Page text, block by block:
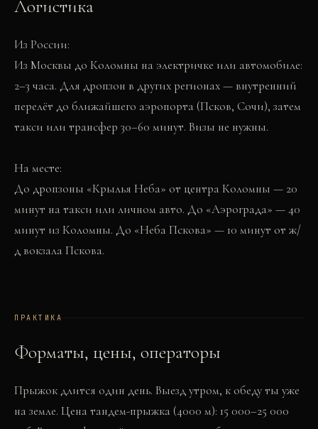
Логистика
Из России:
Из Москвы до Коломны на электричке или автомобиле:
2–3 часа. Для дропзон в других регионах — внутренний
перелёт до ближайшего аэропорта (Псков, Сочи), затем
такси или трансфер 30–60 минут. Визы не нужны.
На месте:
До дропзоны «Крылья Неба» от центра Коломны — 20
минут на такси или личном авто. До «Аэрограда» — 40
минут из Коломны. До «Неба Пскова» — 10 минут от ж/
д вокзала Пскова.
ПРАКТИКА
Форматы, цены, операторы
Прыжок длится один день. Выезд утром, к обеду ты уже
на земле. Цена тандем-прыжка (4000 м): 15 000–25 000